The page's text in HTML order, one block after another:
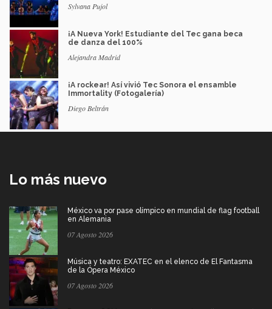
Sylvana Pujol
¡A Nueva York! Estudiante del Tec gana beca
de danza del 100%
Alejandra Madrid
¡A rockear! Así vivió Tec Sonora el ensamble
Immortality (Fotogalería)
Diego Beltrán
Lo más nuevo
México va por pase olímpico en mundial de flag football
en Alemania
07 Agosto 2026
Música y teatro: EXATEC en el elenco de El Fantasma
de la Ópera México
07 Agosto 2026